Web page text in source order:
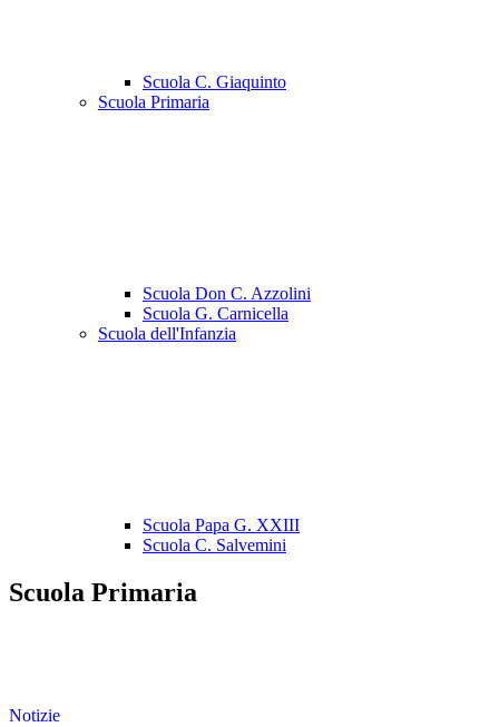
Scuola C. Giaquinto
Scuola Primaria
Scuola Don C. Azzolini
Scuola G. Carnicella
Scuola dell'Infanzia
Scuola Papa G. XXIII
Scuola C. Salvemini
Scuola Primaria
Notizie